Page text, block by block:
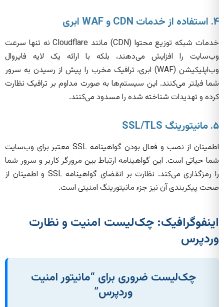
۴. استفاده از خدمات CDN و WAF ابری
خدمات شبکه توزیع محتوا (CDN) مانند Cloudflare نه تنها سرعت
وب‌سایت را افزایش می‌دهند، بلکه با ارائه یک لایه فایروال
وب‌اپلیکیشن (WAF) ابری، ترافیک مخرب را پیش از رسیدن به سرور
شما فیلتر می‌کنند. این سیستم‌ها به صورت مداوم بر ترافیک نظارت
کرده و تهدیدات شناخته شده را مسدود می‌کنند.
۵. مانیتورینگ SSL/TLS
اطمینان از نصب و فعال بودن گواهینامه SSL معتبر برای وب‌سایت
شما حیاتی است. این گواهینامه ارتباط بین مرورگر کاربر و سرور شما
را رمزگذاری می‌کند. نظارت بر انقضای گواهینامه SSL و اطمینان از
صحت پیکربندی آن نیز جزء مانیتورینگ امنیتی است.
اینفوگرافیک: چک‌لیست امنیت و نظارت
وردپرس
چک‌لیست ضروری برای “مانیتور امنیت
وردپرس”